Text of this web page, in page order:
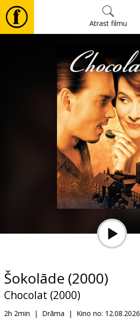
Atrast filmu
Pasākumi
B2B
Šokolāde (2000)
Chocolat (2000)
2h 2min | Drāma | Kino no: 12.08.2026